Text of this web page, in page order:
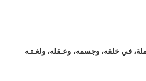
في خلقه، وجسمه، وعـقله، ولغـتـه